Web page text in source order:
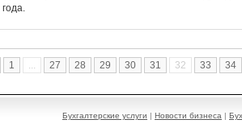
1 ... 27 28 29 30 31 32 33 34
Бухгалтерские услуги | Новости бизнеса |